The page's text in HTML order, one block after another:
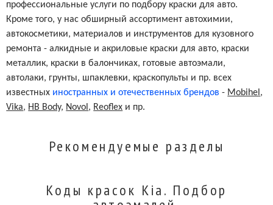
профессиональные услуги по подбору краски для авто.
Кроме того, у нас обширный ассортимент автохимии,
автокосметики, материалов и инструментов для кузовного
ремонта - алкидные и акриловые краски для авто, краски
металлик, краски в балончиках, готовые автоэмали,
автолаки, грунты, шпаклевки, краскопульты и пр. всех
известных иностранных и отечественных брендов - Mobihel ,
Vika, HB Body, Novol , Reoflex и пр.
Рекомендуемые разделы
Коды красок Kia. Подбор